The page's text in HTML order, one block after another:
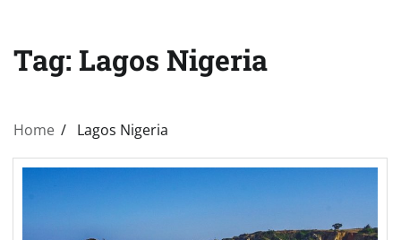
Tag: Lagos Nigeria
Home Lagos Nigeria